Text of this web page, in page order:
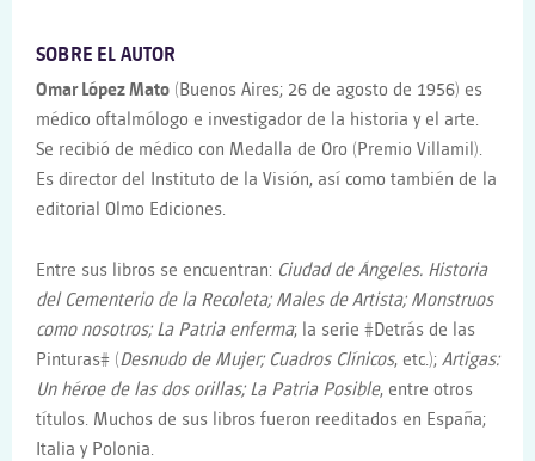
SOBRE EL AUTOR
Omar López Mato (Buenos Aires; 26 de agosto de 1956) es
médico oftalmólogo e investigador de la historia y el arte.
Se recibió de médico con Medalla de Oro (Premio Villamil).
Es director del Instituto de la Visión, así como también de la
editorial Olmo Ediciones.
Entre sus libros se encuentran: Ciudad de Ángeles. Historia
del Cementerio de la Recoleta; Males de Artista; Monstruos
como nosotros; La Patria enferma; la serie #Detrás de las
Pinturas# (Desnudo de Mujer; Cuadros Clínicos, etc.); Artigas:
Un héroe de las dos orillas; La Patria Posible, entre otros
títulos. Muchos de sus libros fueron reeditados en España;
Italia y Polonia.